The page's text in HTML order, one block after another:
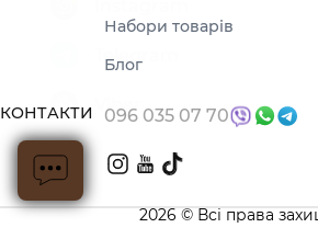
Набори товарів
Блог
КОНТАКТИ 096 035 07 70
2026 © Всі права